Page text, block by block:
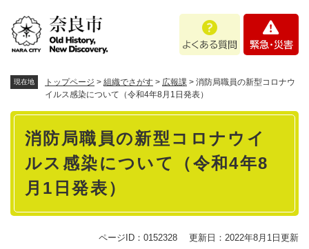
あ
問
・
現在地 トップページ > 組織でさがす > 広報課 > 消防局職員の新型コロナウ
イルス感染について（令和4年8月1日発表）
本
消防局職員の新型コロナウイ
ルス感染について（令和4年8
月1日発表）
ページID：0152328 更新日：2022年8月1日更新